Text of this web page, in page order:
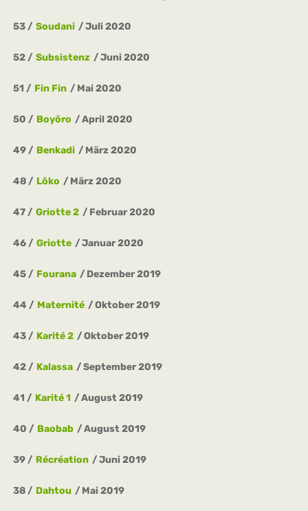
53 Soudani Juli 2020
52 Subsistenz Juni 2020
51 Fin Fin Mai 2020
50 Boyôro April 2020
49 Benkadi März 2020
48 Lôko März 2020
47 Griotte 2 Februar 2020
46 Griotte Januar 2020
45 Fourana Dezember 2019
44 Maternité Oktober 2019
43 Karité 2 Oktober 2019
42 Kalassa September 2019
41 Karité 1 August 2019
40 Baobab August 2019
39 Récréation Juni 2019
38 Dahtou Mai 2019